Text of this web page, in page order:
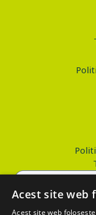
Acest site web
Acest site web